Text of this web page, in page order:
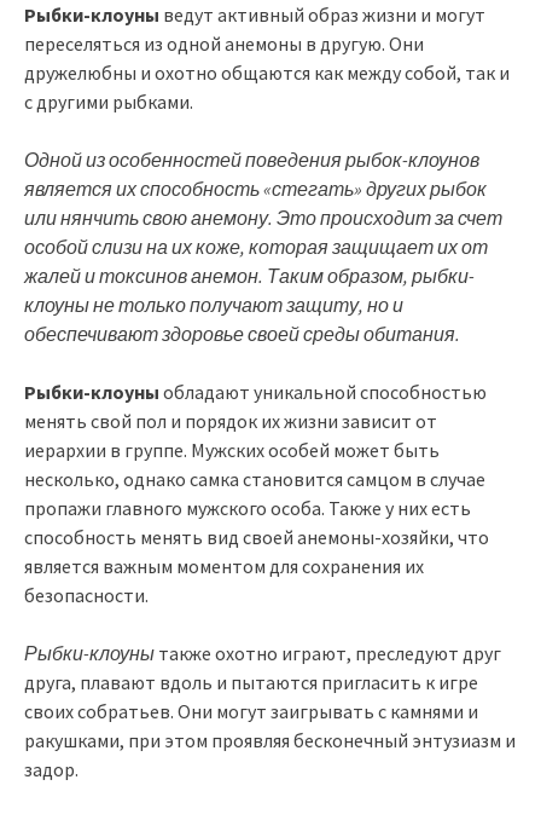
Рыбки-клоуны ведут активный образ жизни и могут
переселяться из одной анемоны в другую. Они
дружелюбны и охотно общаются как между собой, так и
с другими рыбками.
Одной из особенностей поведения рыбок-клоунов
является их способность «стегать» других рыбок
или нянчить свою анемону. Это происходит за счет
особой слизи на их коже, которая защищает их от
жалей и токсинов анемон. Таким образом, рыбки-
клоуны не только получают защиту, но и
обеспечивают здоровье своей среды обитания.
Рыбки-клоуны обладают уникальной способностью
менять свой пол и порядок их жизни зависит от
иерархии в группе. Мужских особей может быть
несколько, однако самка становится самцом в случае
пропажи главного мужского особа. Также у них есть
способность менять вид своей анемоны-хозяйки, что
является важным моментом для сохранения их
безопасности.
Рыбки-клоуны также охотно играют, преследуют друг
друга, плавают вдоль и пытаются пригласить к игре
своих собратьев. Они могут заигрывать с камнями и
ракушками, при этом проявляя бесконечный энтузиазм и
задор.